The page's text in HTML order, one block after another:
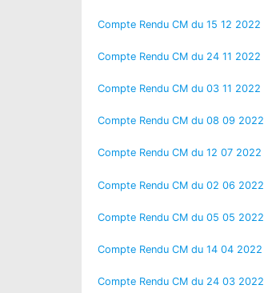
Compte Rendu CM du 15 12 2022
Compte Rendu CM du 24 11 2022
Compte Rendu CM du 03 11 2022
Compte Rendu CM du 08 09 2022
Compte Rendu CM du 12 07 2022
Compte Rendu CM du 02 06 2022
Compte Rendu CM du 05 05 2022
Compte Rendu CM du 14 04 2022
Compte Rendu CM du 24 03 2022